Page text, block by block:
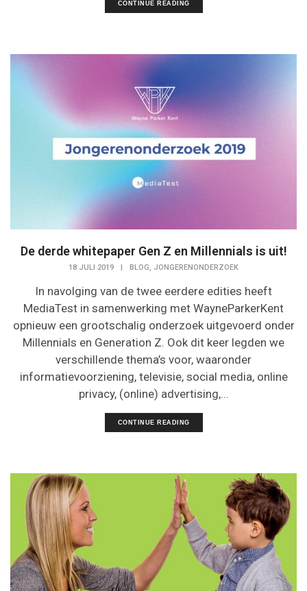
CONTINUE READING
De derde whitepaper Gen Z en Millennials is uit!
18 JULI 2019 | BLOG, JONGERENONDERZOEK
In navolging van de twee eerdere edities heeft
MediaTest in samenwerking met WayneParkerKent
opnieuw een grootschalig onderzoek uitgevoerd onder
Millennials en Generation Z. Ook dit keer legden we
verschillende thema’s voor, waaronder
informatievoorziening, televisie, social media, online
privacy, (online) advertising,...
CONTINUE READING